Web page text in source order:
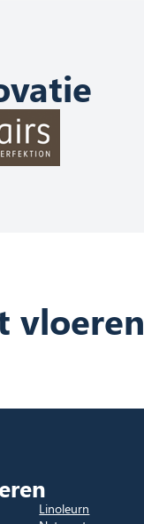
vloeren
Linoleurn